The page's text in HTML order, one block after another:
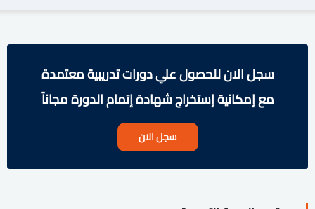
سجل الان للحصول علي دورات تدريبية معتمدة
مع إمكانية إستخراج شهادة إتمام الدورة مجاناً
سجل الان